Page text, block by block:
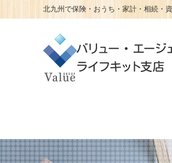
北九州で保険・おうち・家計・相続・